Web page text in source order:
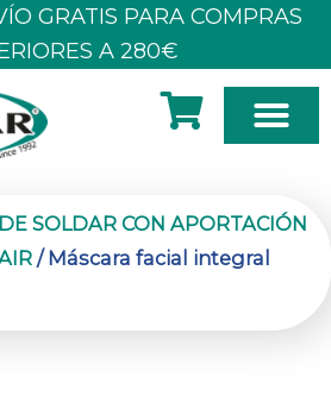
GRATIS PARA COMPRAS
A 280€
SOLDAR CON APORTACIÓN
/ Máscara facial integral